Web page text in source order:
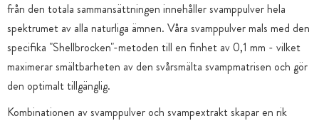
från den totala sammansättningen innehåller svamppulver hela
spektrumet av alla naturliga ämnen. Våra svamppulver mals med den
specifika "Shellbrocken"-metoden till en finhet av 0,1 mm - vilket
maximerar smältbarheten av den svårsmälta svampmatrisen och gör
den optimalt tillgänglig.
Kombinationen av svamppulver och svampextrakt skapar en rik